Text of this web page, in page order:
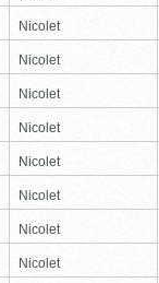
Nicolet
Nicolet
Nicolet
Nicolet
Nicolet
Nicolet
Nicolet
Nicolet